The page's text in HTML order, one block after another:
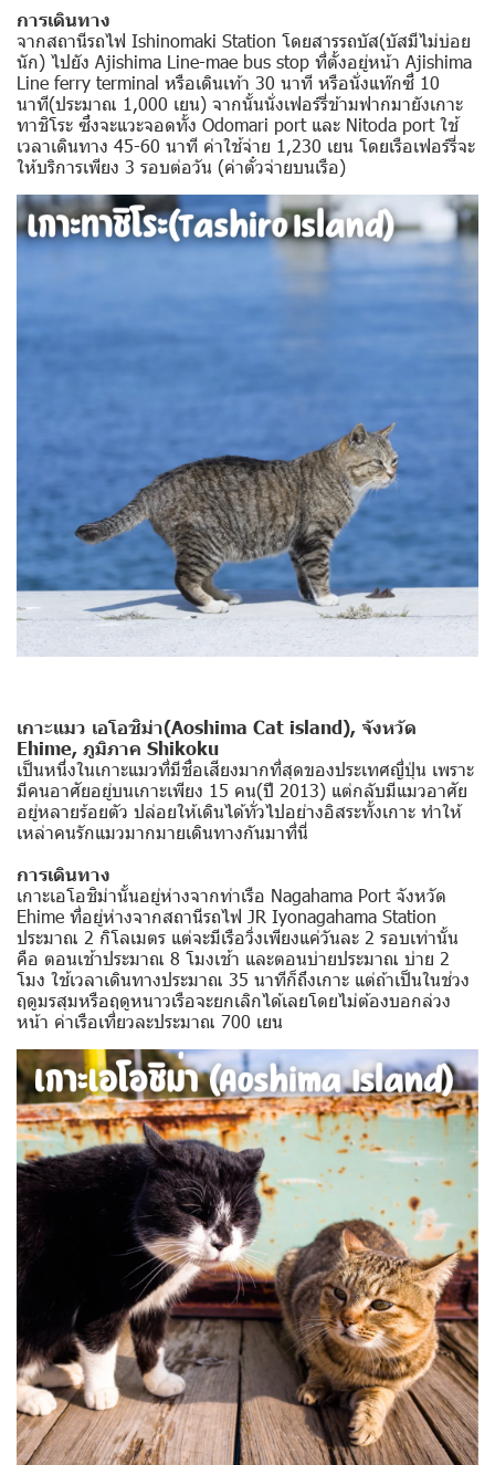
การเดินทาง
จากสถานีรถไฟ Ishinomaki Station โดยสารรถบัส(บัสมีไม่บ่อย
นัก) ไปยัง Ajishima Line-mae bus stop ที่ตั้งอยู่หน้า Ajishima
Line ferry terminal หรือเดินเท้า 30 นาที หรือนั่งแท๊กซี่ 10
นาที(ประมาณ 1,000 เยน) จากนั้นนั่งเฟอร์รี่ข้ามฟากมายังเกาะ
ทาชิโระ ซึ่งจะแวะจอดทั้ง Odomari port และ Nitoda port ใช้
เวลาเดินทาง 45-60 นาที ค่าใช้จ่าย 1,230 เยน โดยเรือเฟอร์รี่จะ
ให้บริการเพียง 3 รอบต่อวัน (ค่าตั๋วจ่ายบนเรือ)
เกาะแมว เอโอชิม่า(Aoshima Cat island), จังหวัด
Ehime, ภูมิภาค Shikoku
เป็นหนึ่งในเกาะแมวที่มีชื่อเสียงมากที่สุดของประเทศญี่ปุ่น เพราะ
มีคนอาศัยอยู่บนเกาะเพียง 15 คน(ปี 2013) แต่กลับมีแมวอาศัย
อยู่หลายร้อยตัว ปล่อยให้เดินได้ทั่วไปอย่างอิสระทั้งเกาะ ทำให้
เหล่าคนรักแมวมากมายเดินทางกันมาที่นี่
การเดินทาง
เกาะเอโอชิม่านั้นอยู่ห่างจากท่าเรือ Nagahama Port จังหวัด
Ehime ที่อยู่ห่างจากสถานีรถไฟ JR Iyonagahama Station
ประมาณ 2 กิโลเมตร แต่จะมีเรือวิ่งเพียงแค่วันละ 2 รอบเท่านั้น
คือ ตอนเช้าประมาณ 8 โมงเช้า และตอนบ่ายประมาณ บ่าย 2
โมง ใช้เวลาเดินทางประมาณ 35 นาทีก็ถึงเกาะ แต่ถ้าเป็นในช่วง
ฤดูมรสุมหรือฤดูหนาวเรือจะยกเลิกได้เลยโดยไม่ต้องบอกล่วง
หน้า ค่าเรือเที่ยวละประมาณ 700 เยน